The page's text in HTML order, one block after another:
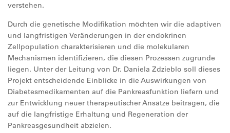
verstehen.
Durch die genetische Modifikation möchten wir die adaptiven
und langfristigen Veränderungen in der endokrinen
Zellpopulation charakterisieren und die molekularen
Mechanismen identifizieren, die diesen Prozessen zugrunde
liegen. Unter der Leitung von Dr. Daniela Zdzieblo soll dieses
Projekt entscheidende Einblicke in die Auswirkungen von
Diabetesmedikamenten auf die Pankreasfunktion liefern und
zur Entwicklung neuer therapeutischer Ansätze beitragen, die
auf die langfristige Erhaltung und Regeneration der
Pankreasgesundheit abzielen.